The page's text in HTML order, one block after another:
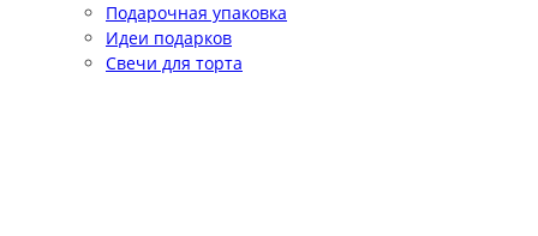
Подарочная упаковка
Идеи подарков
Свечи для торта